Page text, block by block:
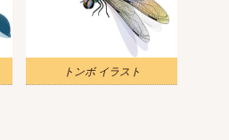
トンボ イラスト